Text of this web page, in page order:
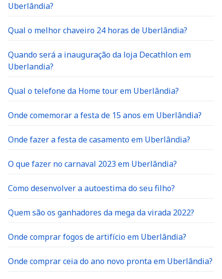
Uberlândia?
Qual o melhor chaveiro 24 horas de Uberlândia?
Quando será a inauguração da loja Decathlon em
Uberlandia?
Qual o telefone da Home tour em Uberlândia?
Onde comemorar a festa de 15 anos em Uberlândia?
Onde fazer a festa de casamento em Uberlândia?
O que fazer no carnaval 2023 em Uberlândia?
Como desenvolver a autoestima do seu filho?
Quem são os ganhadores da mega da virada 2022?
Onde comprar fogos de artifício em Uberlândia?
Onde comprar ceia do ano novo pronta em Uberlândia?